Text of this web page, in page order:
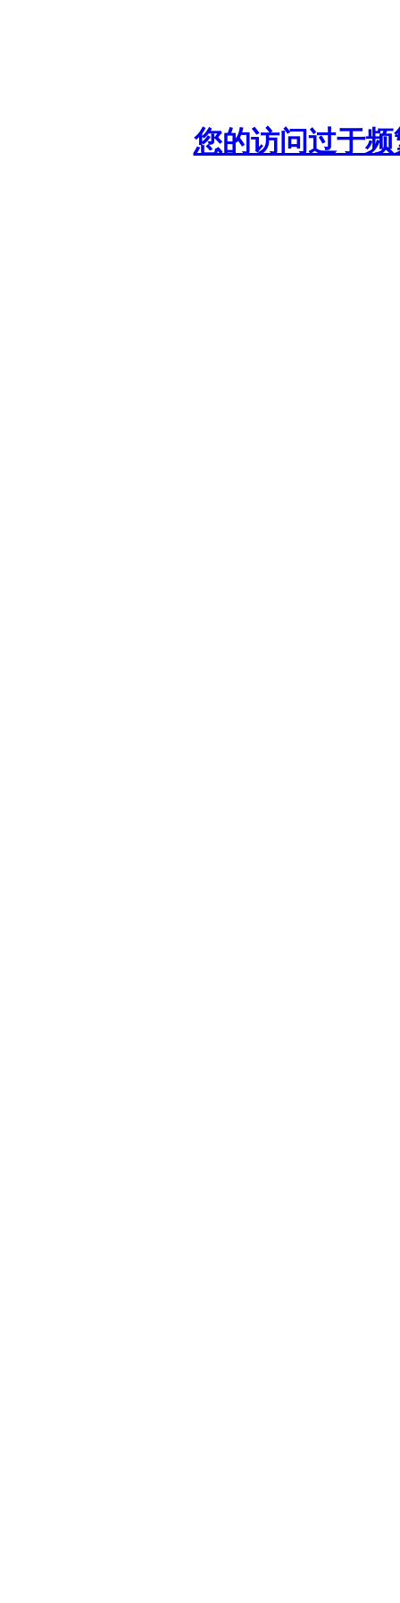
您的访问过于